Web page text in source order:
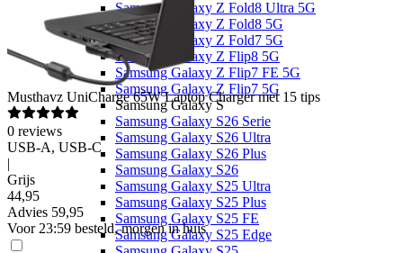
Samsung Galaxy Z Fold8 Ultra 5G
Samsung Galaxy Z Fold8 5G
Samsung Galaxy Z Fold7 5G
Samsung Galaxy Z Flip8 5G
Samsung Galaxy Z Flip7 FE 5G
Samsung Galaxy Z Flip7 5G
Samsung Galaxy S
Samsung Galaxy S26 Serie
Samsung Galaxy S26 Ultra
Samsung Galaxy S26 Plus
Samsung Galaxy S26
Samsung Galaxy S25 Ultra
Samsung Galaxy S25 Plus
Samsung Galaxy S25 FE
Samsung Galaxy S25 Edge
Musthavz UniCharge 65W Laptop Charger met 15 tips
0 reviews
USB-A, USB-C
|
Grijs
44,95
Advies 59,95
Voor 23:59 besteld, morgen in huis